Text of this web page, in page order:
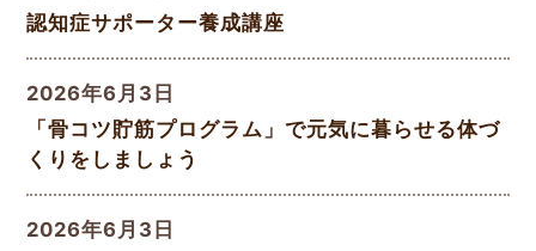
認知症サポーター養成講座
2026年6月3日
「骨コツ貯筋プログラム」で元気に暮らせる体づ
くりをしましょう
2026年6月3日